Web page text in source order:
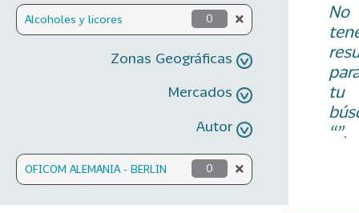
Alcoholes y licores 0
Zonas Geográficas
Mercados
Autor
OFICOM ALEMANIA - BERLIN 0
No
tu
“”.